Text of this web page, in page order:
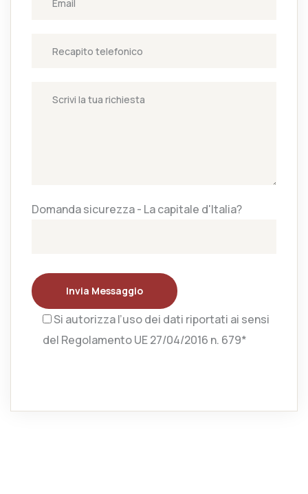
Domanda sicurezza - La capitale d'Italia?
Invia Messaggio
Si autorizza l’uso dei dati riportati ai sensi
del Regolamento UE 27/04/2016 n. 679*